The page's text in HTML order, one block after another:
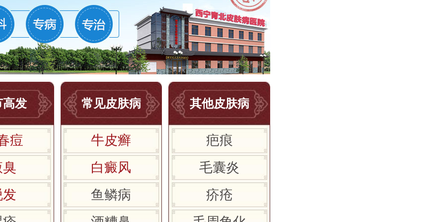
高发
痘
臭
发
常见皮肤病
牛皮癣
白癜风
鱼鳞病
其他皮肤病
疤痕
毛囊炎
疥疮